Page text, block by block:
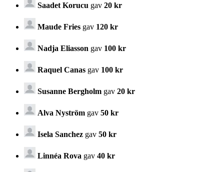
Saadet Korucu gav 20 kr
Maude Fries gav 120 kr
Nadja Eliasson gav 100 kr
Raquel Canas gav 100 kr
Susanne Bergholm gav 20 kr
Alva Nyström gav 50 kr
Isela Sanchez gav 50 kr
Linnéa Rova gav 40 kr